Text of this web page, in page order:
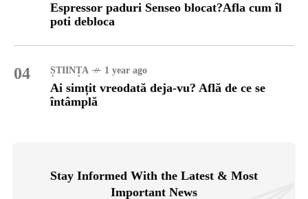
Espressor paduri Senseo blocat?Afla cum îl
poti debloca
04 ȘTIINȚA 1 year ago
Ai simțit vreodată deja-vu? Află de ce se
întâmplă
Stay Informed With the Latest & Most
Important News